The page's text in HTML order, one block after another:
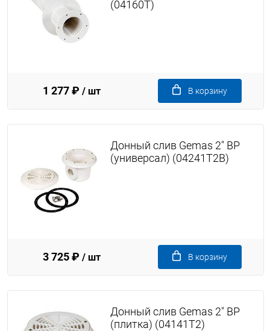
(04160T)
1 277 ₽ / шт В корзину
Донный слив Gemas 2" ВР
(универсал) (04241T2B)
3 725 ₽ / шт В корзину
Донный слив Gemas 2" ВР
(плитка) (04141T2)